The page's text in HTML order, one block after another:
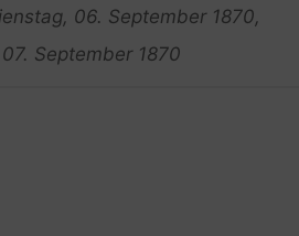
06. September 1870,
September 1870